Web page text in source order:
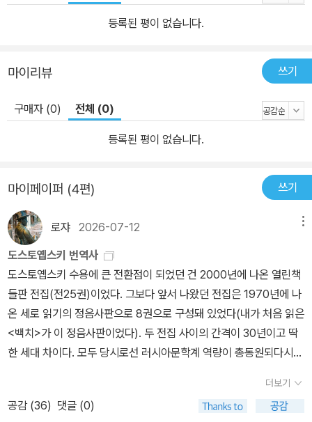
과 함께 누구에게나 깃든 선의 가능성을 보여준다. 가장 극적인 장면
중 하나로 평가받는 제2부 제5편 ‘대심문관’에서 이반은 반박의 여지
절망에도 불구하고 살고 싶은 열망을 표현하며 그리스도의 인정과 사
랑을 갈망한다. 즉 그는 사상에 붙박인 존재가 아니라 무한히 고뇌하
는 존재이다. 작품 속에서 구원의 담지자로 그려지는 건강하고 아름
다운 청년 알렉세이 역시 아버지와 형제들의 방탕과 대립 속에 슬퍼
하며 방황하고, 정신적 아버지 조시마 장상의 죽음 앞에서 신의 세계
끊임없이 죄를 저지르면서도 본래 가진 양심 앞에 흔들리는 인간은
다른 가능성, 구원의 가능성을 발견하게 된다. 이를 극대화한 것이
“모든 이가 모든 이 앞에서 모든 것에 대해 죄인”이라는 깨달음의 구
절이다. 오만하던 조시마 장상의 형이 깨달은 뒤 하인들 앞에서 사죄
했듯 드미뜨리도 개심한 뒤 농민들 앞에 용서를 구한다. 가장 사소한
순간에도 내 옆의 존재와 주고받는 사랑과 이해, 그것이 수도원이 아
니라 현실세계에서 발견하는 구원의 가능성이다. 에필로그에서 알료
샤가 순수한 소년들과 다짐하는 약속이 그것이며, 이 작품의 제사(題
詞) “정말 잘 들어두어라. 밀알 하나가 땅에 떨어져 죽지 않으면 한알
그대로 남아 있고 죽으면 많은 열매를 맺는다”(요한의 복음서 12:2
간 도스또옙스끼 작품세계를 연구하며 종교철학에도 깊은 관심을 가
등록된 평이 없습니다.
마이리뷰 쓰기
구매자 (0) 전체 (0)
등록된 평이 없습니다.
마이페이퍼 (4편) 쓰기
로쟈 2026-07-12
도스토옙스키 번역사
도스토옙스키 수용에 큰 전환점이 되었던 건 2000년에 나온 열린책
들판 전집(전25권)이었다. 그보다 앞서 나왔던 전집은 1970년에 나
온 세로 읽기의 정음사판으로 8권으로 구성돼 있었다(내가 처음 읽은
<백치>가 이 정음사판이었다). 두 전집 사이의 간격이 30년이고 딱
한 세대 차이다. 모두 당시로선 러시아문학계 역량이 총동원되다시피
다시 나올지는 모르겠으나(당분간은 어려울 듯싶다) 최근에는 추세
가 1인 번역으로 바뀌는 감도 있어서 간단히 정리해놓는다. 빌미가 된
더보기
공감 (36) 댓글 (0)